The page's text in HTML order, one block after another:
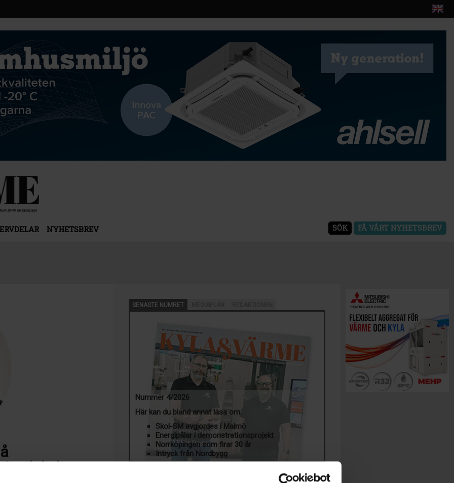
NYHETSBREV SÖK FÅ VÅRT NYHETSBREV
och kyla
SENASTE NUMRET
Nummer 4/2026
Här kan du bland annat läsa om:
Skol-SM avgjordes i Malmö
Energipålar i demonstrationsprojekt
Norrköpingen som firar 30 år
Intryck från Nordbygg
Klicka här för att läsa mer om tidningen och prenumeration